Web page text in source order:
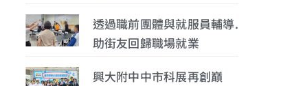
透過職前團體與就服員輔導.
助街友回歸職場就業
興大附中中市科展再創巔